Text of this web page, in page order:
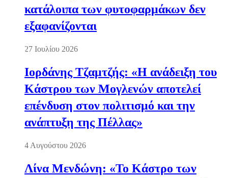
κατάλοιπα των φυτοφαρμάκων δεν
εξαφανίζονται
27 Ιουλίου 2026
Ιορδάνης Τζαμτζής: «Η ανάδειξη του
Κάστρου των Μογλενών αποτελεί
επένδυση στον πολιτισμό και την
ανάπτυξη της Πέλλας»
4 Αυγούστου 2026
Λίνα Μενδώνη: «Το Κάστρο των